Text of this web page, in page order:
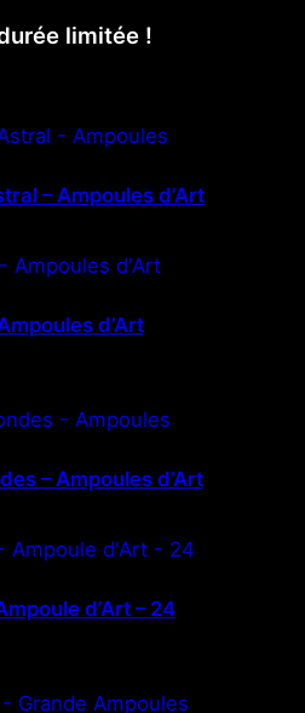
limitée !
– Ampoules d’Art
d’Art
– Ampoules d’Art
d’Art – 24